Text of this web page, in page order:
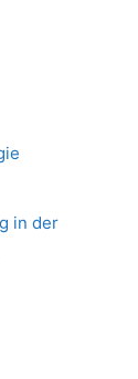
in der